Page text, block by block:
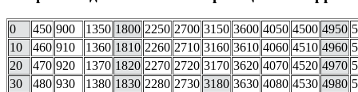
0 450 900 1350 1800 2250 2700 3150 3600 4050 4500 4950
10
460 910 1360 1810 2260 2710 3160 3610 4060 4510 4960
20
470 920 1370 1820 2270 2720 3170 3620 4070 4520 4970
30
480 930 1380 1830 2280 2730 3180 3630 4080 4530 4980